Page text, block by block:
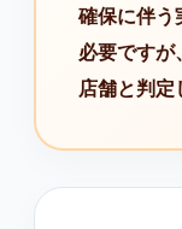
確保に伴う
必要ですが
店舗と判定